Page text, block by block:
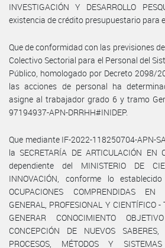
INVESTIGACIÓN Y DESARROLLO
existencia de crédito presupuestario para
Que de conformidad con las previsiones
Colectivo Sectorial para el Personal del
Público, homologado por Decreto 2098/
las acciones de personal ha
asigne al trabajador grado 6 y tramo
97194937-APN-DRRHH#INIDEP.
Que mediante IF-2022-118250704-APN-
la SECRETARÍA DE ARTICULACIÓN EN
dependiente del MINISTERIO DE
INNOVACIÓN, conforme lo
OCUPACIONES COMPRENDIDAS EN
GENERAL, PROFESIONAL Y CIENTÍFICO -
GENERAR CONOCIMIENTO
CONCEPCIÓN DE NUEVOS SABERES,
PROCESOS, MÉTODOS Y